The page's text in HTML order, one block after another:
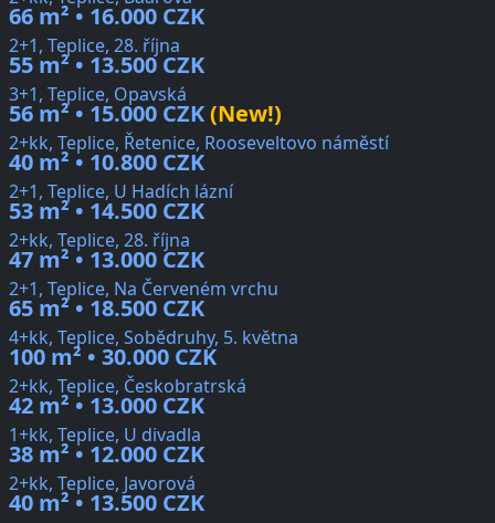
66 m² • 16.000 CZK
2+1, Teplice, 28. října
55 m² • 13.500 CZK
3+1, Teplice, Opavská
56 m² • 15.000 CZK(New!)
2+kk, Teplice, Řetenice, Rooseveltovo náměstí
40 m² • 10.800 CZK
2+1, Teplice, U Hadích lázní
53 m² • 14.500 CZK
2+kk, Teplice, 28. října
47 m² • 13.000 CZK
2+1, Teplice, Na Červeném vrchu
65 m² • 18.500 CZK
4+kk, Teplice, Sobědruhy, 5. května
100 m² • 30.000 CZK
2+kk, Teplice, Českobratrská
42 m² • 13.000 CZK
1+kk, Teplice, U divadla
38 m² • 12.000 CZK
2+kk, Teplice, Javorová
40 m² • 13.500 CZK